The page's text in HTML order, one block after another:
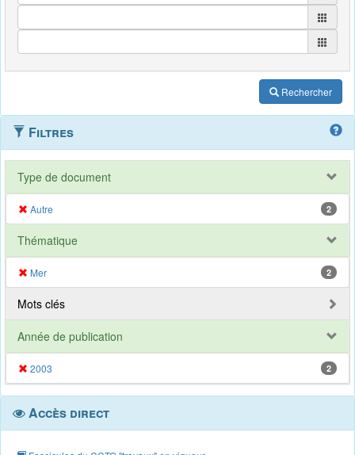
Rechercher
Filtres
Type de document
Autre 2
Thématique
Mer 2
Mots clés
Année de publication
2003 2
Accès direct